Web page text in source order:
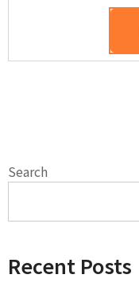
Search
Recent Posts